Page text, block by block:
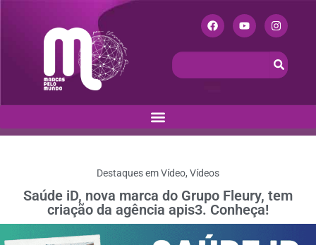
Destaques em Vídeo, Vídeos
Saúde iD, nova marca do Grupo Fleury, tem
criação da agência apis3. Conheça!